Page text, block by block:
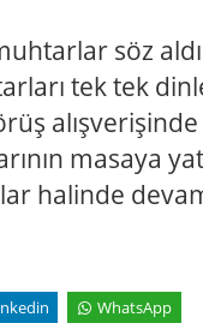
söz
tek tek
masaya
halinde
WhatsApp